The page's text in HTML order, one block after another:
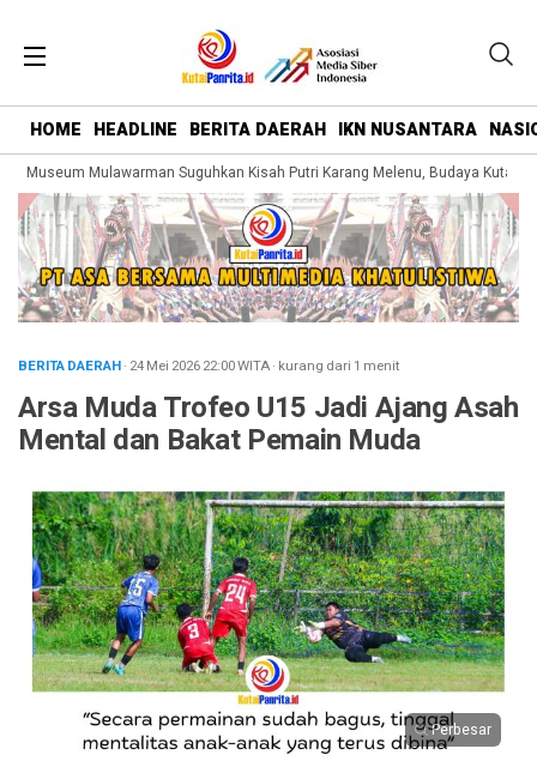
HOME HEADLINE BERITA DAERAH IKN NUSANTARA
Museum Mulawarman Suguhkan Kisah Putri Karang Melenu, Budaya Kutai
BERITA DAERAH· 24 Mei 202622:00WITA· kurang dari 1 menit
Arsa Muda Trofeo U15 Jadi Ajang Asah
Mental dan Bakat Pemain Muda
Perbesar